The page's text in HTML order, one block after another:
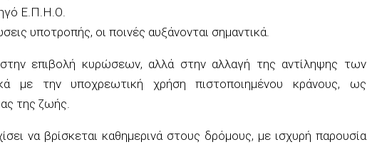
Ε.Π.Η.Ο
υποτροπής, οι ποινές αυξάνονται σημαντικά.
στην επιβολή κυρώσεων, αλλά στην αλλαγή της αντίληψης των
με την υποχρεωτική χρήση πιστοποιημένου κράνους, ως
της ζωής.
να βρίσκεται καθημερινά στους δρόμους, με ισχυρή παρουσία